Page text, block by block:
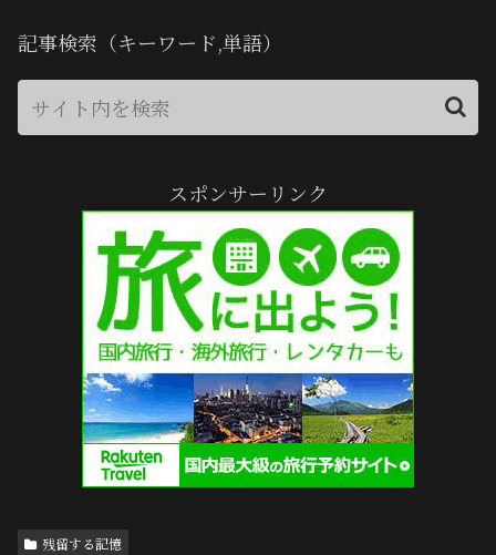
記事検索（キーワード,単語）
スポンサーリンク
残留する記憶